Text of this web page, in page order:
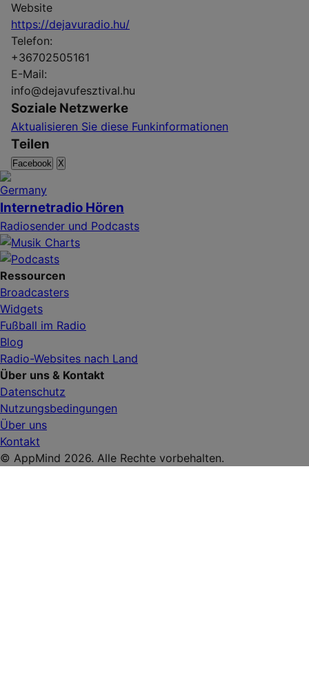
Website
https://dejavuradio.hu/
Telefon:
+36702505161
E-Mail:
info@dejavufesztival.hu
Soziale Netzwerke
Aktualisieren Sie diese Funkinformationen
Teilen
Facebook X
Internetradio Hören
Radiosender und Podcasts
Ressourcen
Broadcasters
Widgets
Fußball im Radio
Blog
Radio-Websites nach Land
Über uns & Kontakt
Datenschutz
Nutzungsbedingungen
Über uns
Kontakt
© AppMind 2026. Alle Rechte vorbehalten.